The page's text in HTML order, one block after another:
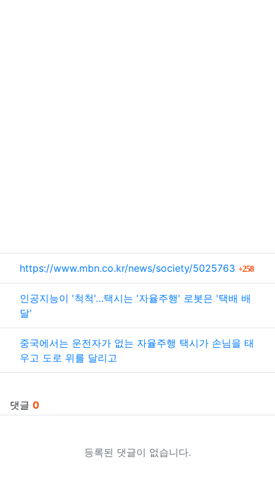
관련자료
https://www.mbn.co.kr/news/society/5025763 258회
인공지능이 '척척'…택시는 '자율주행' 로봇은 '택배 배
달'
중국에서는 운전자가 없는 자율주행 택시가 손님을 태
우고 도로 위를 달리고
댓글 0
등록된 댓글이 없습니다.